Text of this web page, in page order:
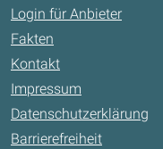
Login für Anbieter
Fakten
Kontakt
Impressum
Datenschutzerklärung
Barrierefreiheit